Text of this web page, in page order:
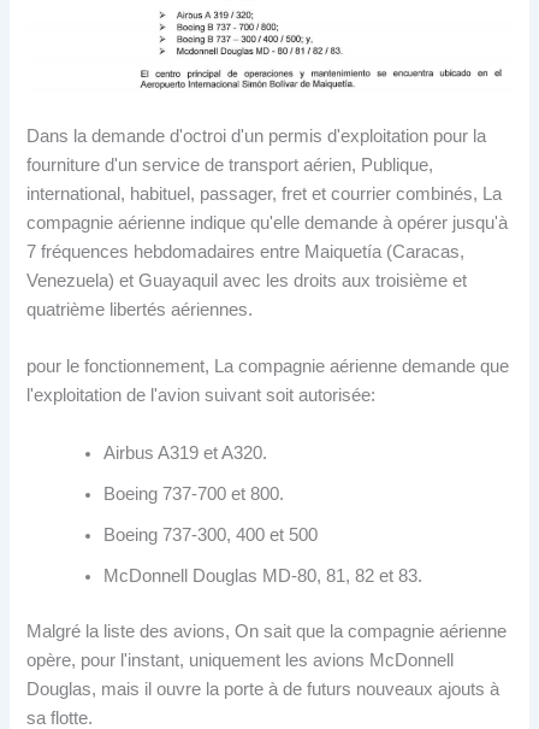
Dans la demande d'octroi d'un permis d'exploitation pour la
fourniture d'un service de transport aérien, Publique,
international, habituel, passager, fret et courrier combinés, La
compagnie aérienne indique qu'elle demande à opérer jusqu'à
7 fréquences hebdomadaires entre Maiquetía (Caracas,
Venezuela) et Guayaquil avec les droits aux troisième et
quatrième libertés aériennes.
pour le fonctionnement, La compagnie aérienne demande que
l'exploitation de l'avion suivant soit autorisée:
Airbus A319 et A320.
Boeing 737-700 et 800.
Boeing 737-300, 400 et 500
McDonnell Douglas MD-80, 81, 82 et 83.
Malgré la liste des avions, On sait que la compagnie aérienne
opère, pour l'instant, uniquement les avions McDonnell
Douglas, mais il ouvre la porte à de futurs nouveaux ajouts à
sa flotte.